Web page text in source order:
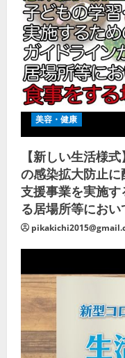
美容・健康
【新しい生活様
の感染拡大防止
支援事業を実施
る居場所等にお